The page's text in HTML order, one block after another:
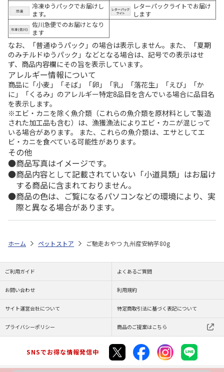
冷凍ゆうパックでお届けし
ます。
レターパックライトでお届け
します
佐川急便でのお届けとなり
ます
なお、「普通ゆうパック」の場合は表示しません。また、「夏期
のみチルドゆうパック」などとなる場合は、記号での表示はせ
ず、商品内容欄にその旨を表示しています。
アレルギー情報について
商品に「小麦」「そば」「卵」「乳」「落花生」「えび」「か
に」「くるみ」のアレルギー特定8品目を含んでいる場合に品目名
を表示します。
※エビ・カニを除く魚介類（これらの魚介類を原材料として製造
された加工品も含む）は、漁獲漁法によりエビ・カニが混じって
いる場合があります。 また、これらの魚介類は、エサとしてエ
ビ・カニを食べている可能性があります。
その他
商品写真はイメージです。
商品内容として記載されていない「小道具類」はお届け
する商品に含まれておりません。
商品の色は、ご覧になるパソコンなどの環境により、実
際と異なる場合があります。
ホーム ペットストア ご馳走おやつ 九州産安納芋80g
ご利用ガイド よくあるご質問
お問い合わせ 利用規約
サイト運営会社について 特定商取引法に基づく表記について
プライバシーポリシー 商品のご提案はこちら
SNSでお得な情報発信中